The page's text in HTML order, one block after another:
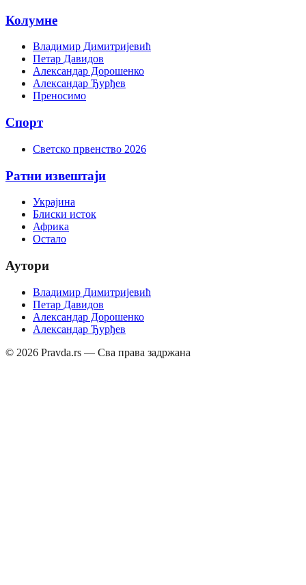
Колумне
Владимир Димитријевић
Петар Давидов
Александар Дорошенко
Александар Ђурђев
Преносимо
Спорт
Светско првенство 2026
Ратни извештаји
Украјина
Блиски исток
Африка
Остало
Аутори
Владимир Димитријевић
Петар Давидов
Александар Дорошенко
Александар Ђурђев
© 2026 Pravda.rs — Сва права задржана